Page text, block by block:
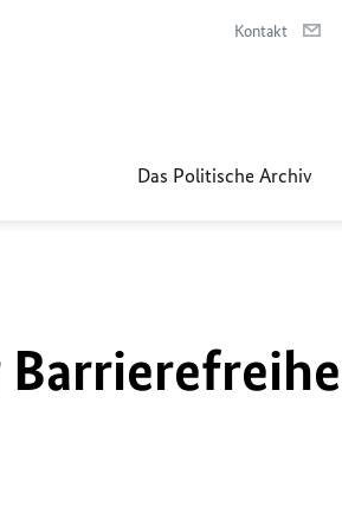
Kontakt
Das Politische Archiv